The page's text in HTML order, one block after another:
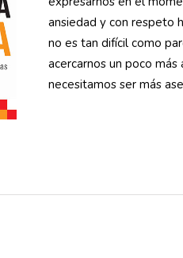
ansiedad y con respeto
no es tan difícil como
acercarnos un poco
necesitamos ser más